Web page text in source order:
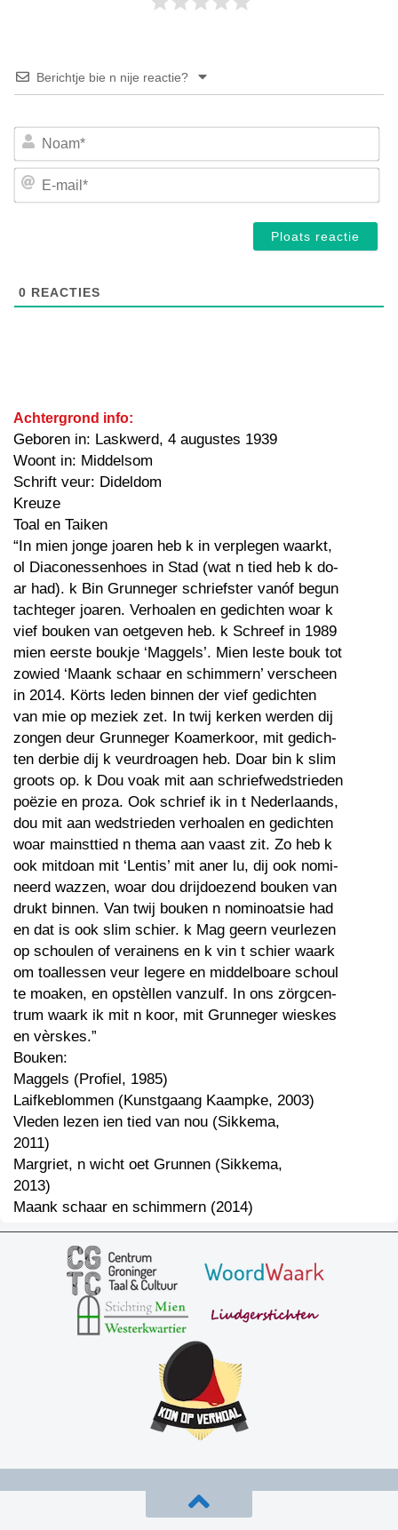
Berichtje bie n nije reactie?
E-
0 REACTIES
Achtergrond info:
Geboren in: Laskwerd, 4 augustes 1939
Woont in: Middelsom
Schrift veur: Dideldom
Kreuze
Toal en Taiken
“In mien jonge joaren heb k in verplegen waarkt,
ol Diaconessenhoes in Stad (wat n tied heb k do-
ar had). k Bin Grunneger schriefster vanóf begun
tachteger joaren. Verhoalen en gedichten woar k
vief bouken van oetgeven heb. k Schreef in 1989
mien eerste boukje ‘Maggels’. Mien leste bouk tot
zowied ‘Maank schaar en schimmern’ verscheen
in 2014. Körts leden binnen der vief gedichten
van mie op meziek zet. In twij kerken werden dij
zongen deur Grunneger Koamerkoor, mit gedich-
ten derbie dij k veurdroagen heb. Doar bin k slim
groots op. k Dou voak mit aan schriefwedstrieden
poëzie en proza. Ook schrief ik in t Nederlaands,
dou mit aan wedstrieden verhoalen en gedichten
woar mainsttied n thema aan vaast zit. Zo heb k
ook mitdoan mit ‘Lentis’ mit aner lu, dij ook nomi-
neerd wazzen, woar dou drijdoezend bouken van
drukt binnen. Van twij bouken n nominoatsie had
en dat is ook slim schier. k Mag geern veurlezen
op schoulen of verainens en k vin t schier waark
om toallessen veur legere en middelboare schoul
te moaken, en opstèllen vanzulf. In ons zörgcen-
trum waark ik mit n koor, mit Grunneger wieskes
en vèrskes.”
Bouken:
Maggels (Profiel, 1985)
Laifkeblommen (Kunstgaang Kaampke, 2003)
Vleden lezen ien tied van nou (Sikkema,
2011)
Margriet, n wicht oet Grunnen (Sikkema,
2013)
Maank schaar en schimmern (2014)